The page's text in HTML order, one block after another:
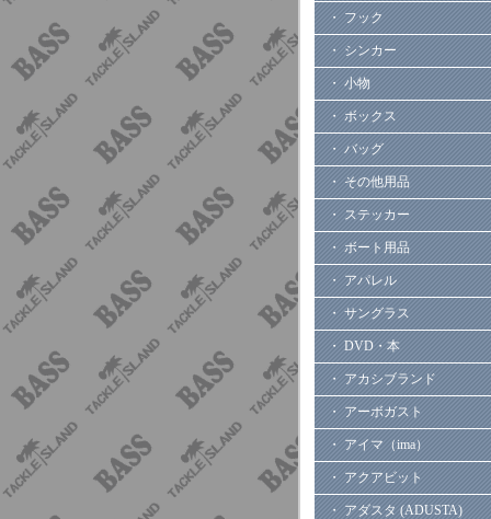
・ フック
・ シンカー
・ 小物
・ ボックス
・ バッグ
・ その他用品
・ ステッカー
・ ボート用品
・ アパレル
・ サングラス
・ DVD・本
・ アカシブランド
・ アーボガスト
・ アイマ（ima）
・ アクアビット
・ アダスタ (ADUSTA)